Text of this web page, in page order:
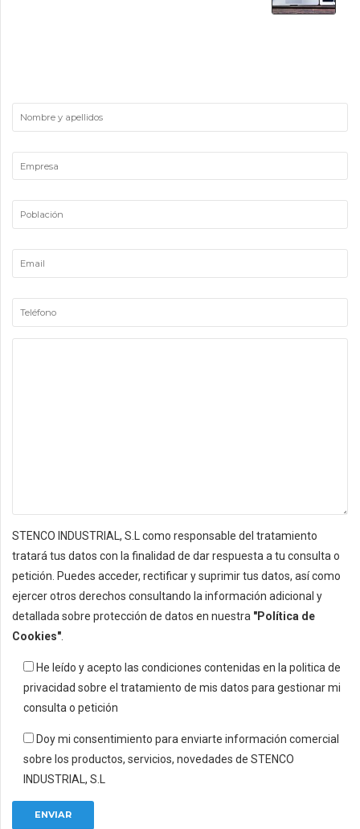
STENCO INDUSTRIAL, S.L como responsable del tratamiento
tratará tus datos con la finalidad de dar respuesta a tu consulta o
petición. Puedes acceder, rectificar y suprimir tus datos, así como
ejercer otros derechos consultando la información adicional y
detallada sobre protección de datos en nuestra "Política de
Cookies"
He leído y acepto las condiciones contenidas en la politica de
privacidad sobre el tratamiento de mis datos para gestionar mi
consulta o petición
Doy mi consentimiento para enviarte información comercial
sobre los productos, servicios, novedades de STENCO
INDUSTRIAL, S.L